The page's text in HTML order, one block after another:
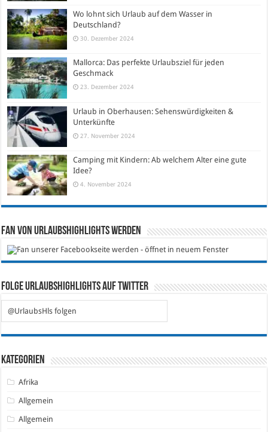
Wo lohnt sich Urlaub auf dem Wasser in
Deutschland?
30. Dezember 2024
Mallorca: Das perfekte Urlaubsziel für jeden
Geschmack
23. Dezember 2024
Urlaub in Oberhausen: Sehenswürdigkeiten &
Unterkünfte
27. November 2024
Camping mit Kindern: Ab welchem Alter eine gute
Idee?
4. November 2024
Fan von Urlaubshighlights werden
Folge Urlaubshighlights auf Twitter
@UrlaubsHls folgen
Kategorien
Afrika
Allgemein
Allgemein